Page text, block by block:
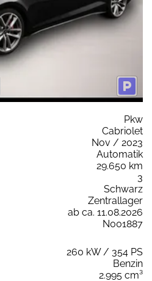
Pkw
Cabriolet
Nov / 2023
Automatik
29.650 km
3
Schwarz
Zentrallager
ab ca. 11.08.2026
N001887
260 kW / 354 PS
Benzin
2.995 cm³